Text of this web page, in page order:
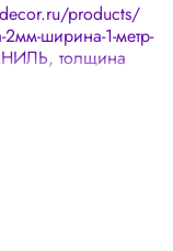
products/
ширина-1-метр-
толщина